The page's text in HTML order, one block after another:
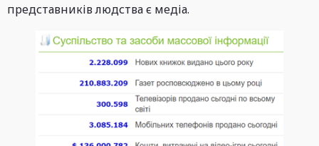
представників людства є медіа.